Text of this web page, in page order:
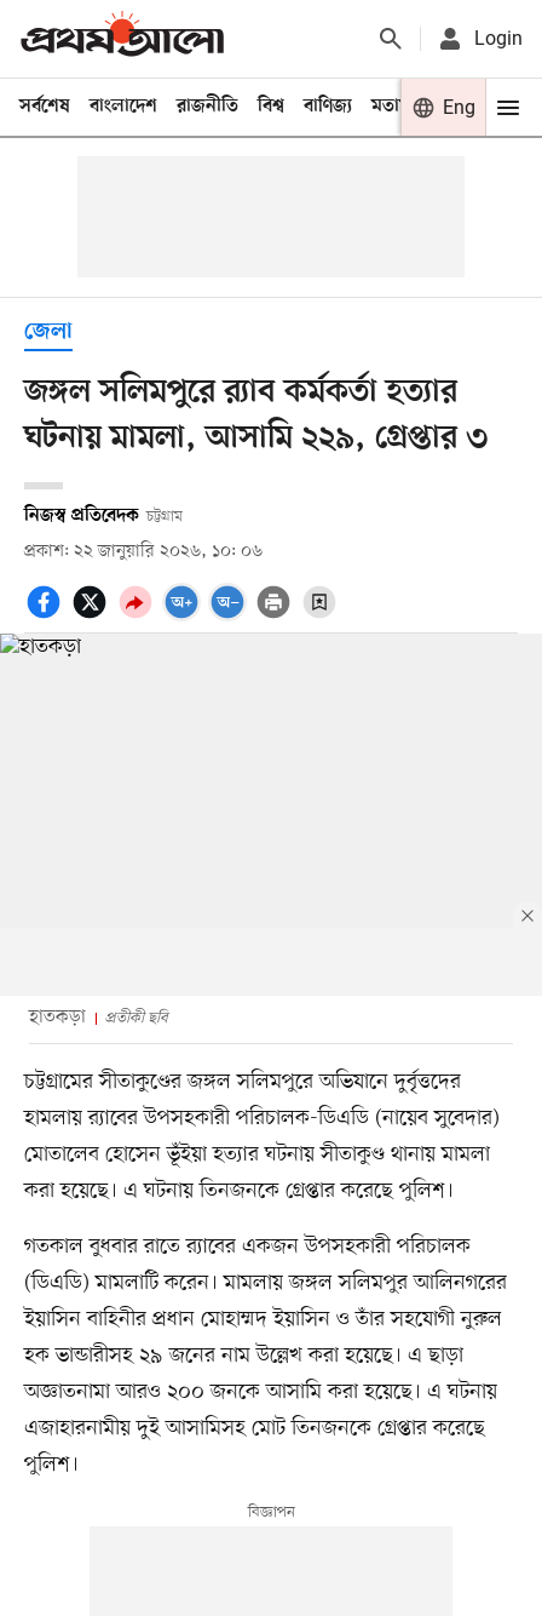
Login
সর্বশেষ বাংলাদেশ রাজনীতি বিশ্ব বাণিজ্য মতামত খেলা
Eng
জেলা
জঙ্গল সলিমপুরে র‍্যাব কর্মকর্তা হত্যার
ঘটনায় মামলা, আসামি ২২৯, গ্রেপ্তার ৩
নিজস্ব প্রতিবেদক চট্টগ্রাম
প্রকাশ: ২২ জানুয়ারি ২০২৬, ১০: ০৬
হাতকড়া প্রতীকী ছবি
চট্টগ্রামের সীতাকুণ্ডের জঙ্গল সলিমপুরে অভিযানে দুর্বৃত্তদের
হামলায় র‍্যাবের উপসহকারী পরিচালক-ডিএডি (নায়েব সুবেদার)
মোতালেব হোসেন ভূঁইয়া হত্যার ঘটনায় সীতাকুণ্ড থানায় মামলা
করা হয়েছে। এ ঘটনায় তিনজনকে গ্রেপ্তার করেছে পুলিশ।
গতকাল বুধবার রাতে র‍্যাবের একজন উপসহকারী পরিচালক
(ডিএডি) মামলাটি করেন। মামলায় জঙ্গল সলিমপুর আলিনগরের
ইয়াসিন বাহিনীর প্রধান মোহাম্মদ ইয়াসিন ও তাঁর সহযোগী নুরুল
হক ভান্ডারীসহ ২৯ জনের নাম উল্লেখ করা হয়েছে। এ ছাড়া
অজ্ঞাতনামা আরও ২০০ জনকে আসামি করা হয়েছে। এ ঘটনায়
এজাহারনামীয় দুই আসামিসহ মোট তিনজনকে গ্রেপ্তার করেছে
পুলিশ।